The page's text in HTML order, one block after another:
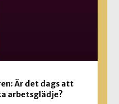
Är det dags att
arbetsglädje?